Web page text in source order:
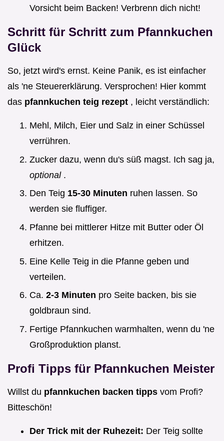
Vorsicht beim Backen! Verbrenn dich nicht!
Schritt für Schritt zum Pfannkuchen
Glück
So, jetzt wird's ernst. Keine Panik, es ist einfacher
als 'ne Steuererklärung. Versprochen! Hier kommt
das pfannkuchen teig rezept , leicht verständlich:
Mehl, Milch, Eier und Salz in einer Schüssel
verrühren.
Zucker dazu, wenn du's süß magst. Ich sag ja,
optional .
Den Teig 15-30 Minuten ruhen lassen. So
werden sie fluffiger.
Pfanne bei mittlerer Hitze mit Butter oder Öl
erhitzen.
Eine Kelle Teig in die Pfanne geben und
verteilen.
Ca. 2-3 Minuten pro Seite backen, bis sie
goldbraun sind.
Fertige Pfannkuchen warmhalten, wenn du 'ne
Großproduktion planst.
Profi Tipps für Pfannkuchen Meister
Willst du pfannkuchen backen tipps vom Profi?
Bitteschön!
Der Trick mit der Ruhezeit: Der Teig sollte